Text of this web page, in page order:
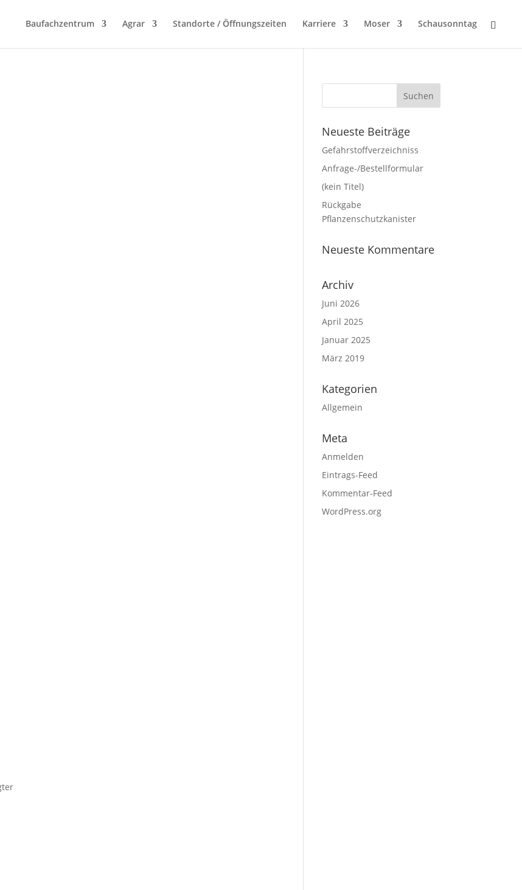
Baufachzentrum Agrar Standorte / Öffnungszeiten Karriere Moser Schausonntag
Neueste Beiträge
Gefahrstoffverzeichniss
Anfrage-/Bestellformular
(kein Titel)
Rückgabe
Pflanzenschutzkanister
Neueste Kommentare
Archiv
Juni 2026
April 2025
Januar 2025
März 2019
Kategorien
Allgemein
Meta
Anmelden
Eintrags-Feed
Kommentar-Feed
WordPress.org